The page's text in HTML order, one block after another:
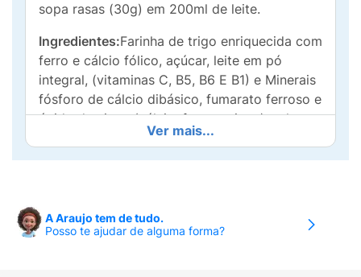
sopa rasas (30g) em 200ml de leite.
Ingredientes:Farinha de trigo enriquecida com
ferro e cálcio fólico, açúcar, leite em pó
integral, (vitaminas C, B5, B6 E B1) e Minerais
fósforo de cálcio dibásico, fumarato ferroso e
óxido de zinco (cálcio, ferro e zinco), sal e
Contém glúten.
Ver mais...
A Araujo tem de tudo.
Posso te ajudar de alguma forma?